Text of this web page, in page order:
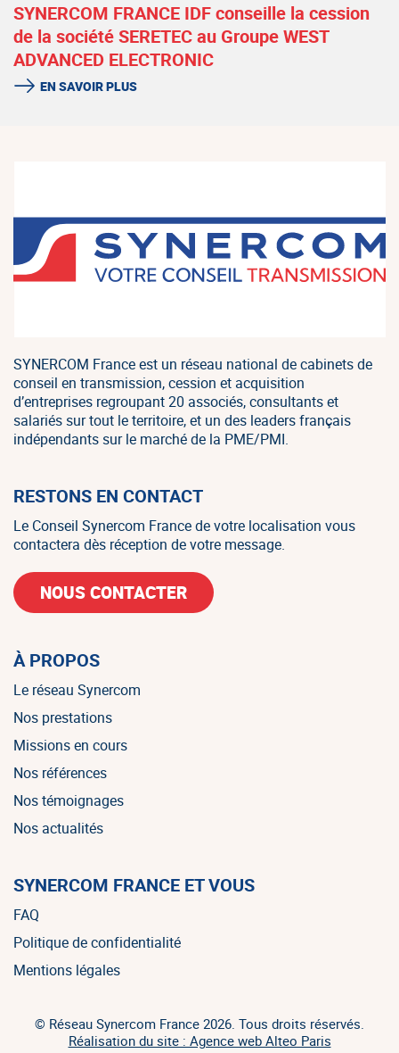
SYNERCOM FRANCE IDF conseille la cession
de la société SERETEC au Groupe WEST
ADVANCED ELECTRONIC
EN SAVOIR PLUS
SYNERCOM France est un réseau national de cabinets de
conseil en transmission, cession et acquisition
d’entreprises regroupant 20 associés, consultants et
salariés sur tout le territoire, et un des leaders français
indépendants sur le marché de la PME/PMI.
RESTONS EN CONTACT
Le Conseil Synercom France de votre localisation vous
contactera dès réception de votre message.
NOUS CONTACTER
À PROPOS
Le réseau Synercom
Nos prestations
Missions en cours
Nos références
Nos témoignages
Nos actualités
SYNERCOM FRANCE ET VOUS
FAQ
Politique de confidentialité
Mentions légales
© Réseau Synercom France 2026. Tous droits réservés.
Réalisation du site : Agence web Alteo Paris